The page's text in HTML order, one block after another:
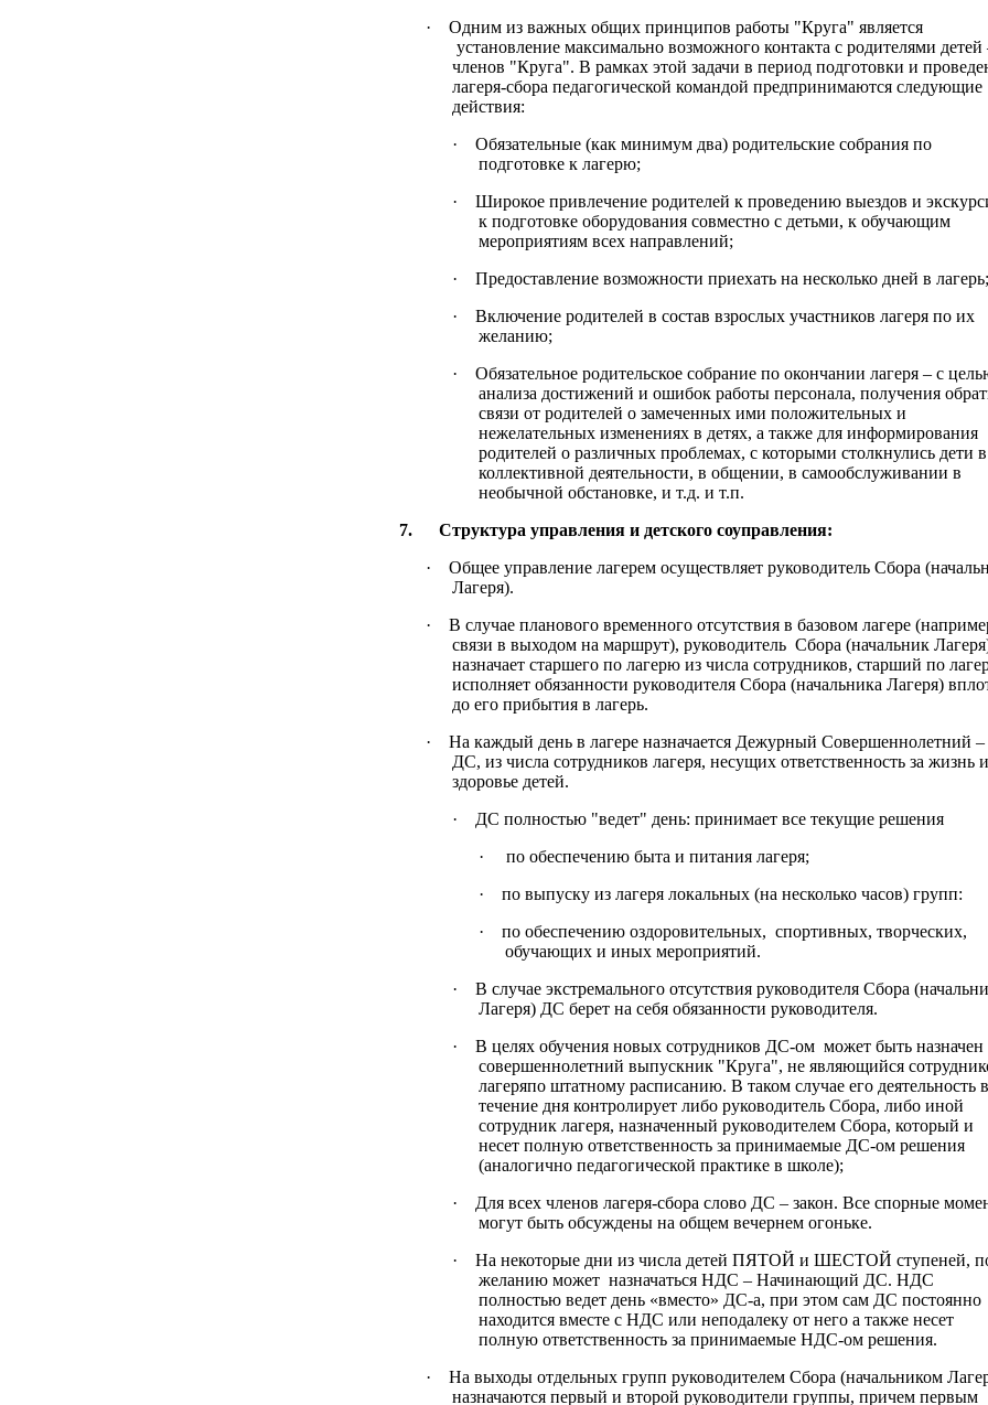
·
Одним из важных общих принципов работы "Круга" является
установление максимально возможного контакта с родителями детей
членов "Круга". В рамках этой задачи в период подготовки и
лагеря-сбора педагогической командой предпринимаются следующие
действия:
·
Обязательные (как минимум два) родительские собрания по
подготовке к лагерю;
·
Широкое привлечение родителей к проведению выездов и
к подготовке оборудования совместно с детьми, к обучающим
мероприятиям всех направлений;
·
Предоставление возможности приехать на несколько дней в лагерь;
·
Включение родителей в состав взрослых участников лагеря по их
желанию;
·
Обязательное родительское собрание по окончании лагеря – с
анализа достижений и ошибок работы персонала, получения
связи от родителей о замеченных ими положительных и
нежелательных изменениях в детях, а также для информирования
родителей о различных проблемах, с которыми столкнулись дети в
коллективной деятельности, в общении, в самообслуживании в
необычной обстановке, и т.д. и т.п.
7. Структура управления и детского соуправления:
·
Общее управление лагерем осуществляет руководитель Сбора
Лагеря).
·
В случае планового временного отсутствия в базовом лагере
связи в выходом на маршрут), руководитель Сбора (начальник
назначает старшего по лагерю из числа сотрудников, старший по
исполняет обязанности руководителя Сбора (начальника Лагеря)
до его прибытия в лагерь.
·
На каждый день в лагере назначается Дежурный Совершеннолетний –
ДС, из числа сотрудников лагеря, несущих ответственность за жизнь и
здоровье детей.
·
ДС полностью "ведет" день: принимает все текущие решения
·
по обеспечению быта и питания лагеря;
·
по выпуску из лагеря локальных (на несколько часов) групп:
·
по обеспечению оздоровительных, спортивных, творческих,
обучающих и иных мероприятий.
·
В случае экстремального отсутствия руководителя Сбора
Лагеря) ДС берет на себя обязанности руководителя.
·
В целях обучения новых сотрудников ДС-ом может быть назначен
совершеннолетний выпускник "Круга", не являющийся
лагеряпо штатному расписанию. В таком случае его деятельность в
течение дня контролирует либо руководитель Сбора, либо иной
сотрудник лагеря, назначенный руководителем Сбора, который и
несет полную ответственность за принимаемые ДС-ом решения
(аналогично педагогической практике в школе);
·
Для всех членов лагеря-сбора слово ДС – закон. Все спорные
могут быть обсуждены на общем вечернем огоньке.
·
На некоторые дни из числа детей ПЯТОЙ и ШЕСТОЙ ступеней,
желанию может назначаться НДС – Начинающий ДС. НДС
полностью ведет день «вместо» ДС-а, при этом сам ДС постоянно
находится вместе с НДС или неподалеку от него а также несет
полную ответственность за принимаемые НДС-ом решения.
·
На выходы отдельных групп руководителем Сбора (начальником
назначаются первый и второй руководители группы, причем первым